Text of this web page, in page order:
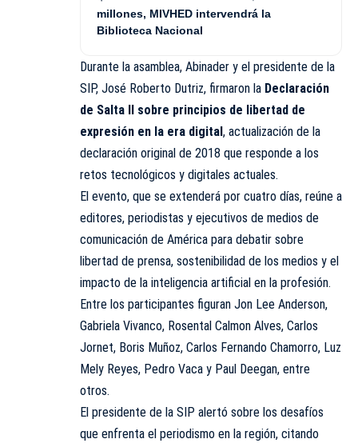
millones, MIVHED intervendrá la
Biblioteca Nacional
Durante la asamblea, Abinader y el presidente de la
SIP, José Roberto Dutriz, firmaron la Declaración
de Salta II sobre principios de libertad de
expresión en la era digital, actualización de la
declaración original de 2018 que responde a los
retos tecnológicos y digitales actuales.
El evento, que se extenderá por cuatro días, reúne a
editores, periodistas y ejecutivos de medios de
comunicación de América para debatir sobre
libertad de prensa, sostenibilidad de los medios y el
impacto de la inteligencia artificial en la profesión.
Entre los participantes figuran Jon Lee Anderson,
Gabriela Vivanco, Rosental Calmon Alves, Carlos
Jornet, Boris Muñoz, Carlos Fernando Chamorro, Luz
Mely Reyes, Pedro Vaca y Paul Deegan, entre
otros.
El presidente de la SIP alertó sobre los desafíos
que enfrenta el periodismo en la región, citando